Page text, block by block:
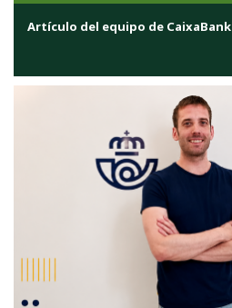
Artículo del equipo de CaixaBank